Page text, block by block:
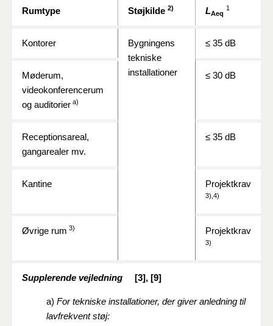
Rumtype Støjkilde 2) LAeq
1
Kontorer
Bygningens
tekniske
installationer
≤ 35 dB
Møderum,
videokonferencerum
og auditorier a)
≤ 30 dB
Receptionsareal,
gangarealer mv.
≤ 35 dB
Kantine Projektkrav
3),4)
Øvrige rum 3) Projektkrav
3)
Supplerende vejledning [3], [9]
a) For tekniske installationer, der giver anledning til
lavfrekvent støj: